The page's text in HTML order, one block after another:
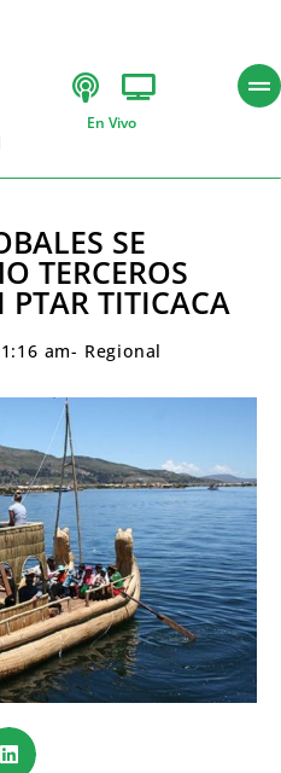
En Vivo
SE
TERCEROS
PTAR TITICACA
am- Regional